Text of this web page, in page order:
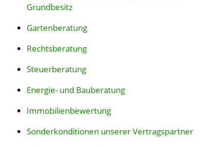
Grundbesitz
Gartenberatung
Rechtsberatung
Steuerberatung
Energie- und Bauberatung
Immobilienbewertung
Sonderkonditionen unserer Vertragspartner